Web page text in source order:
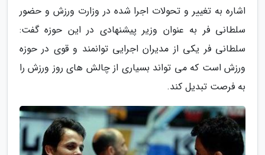
اشاره به تغییر و تحولات اجرا شده در وزارت ورزش و حضور
سلطانی فر به عنوان وزیر پیشنهادی در این حوزه گفت:
سلطانی فر یکی از مدیران اجرایی توانمند و قوی در حوزه
ورزش است که می تواند بسیاری از چالش های روز ورزش را
به فرصت تبدیل کند.